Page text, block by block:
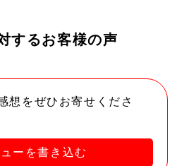
するお客様の声
想をぜひお寄せくださ
ーを書き込む